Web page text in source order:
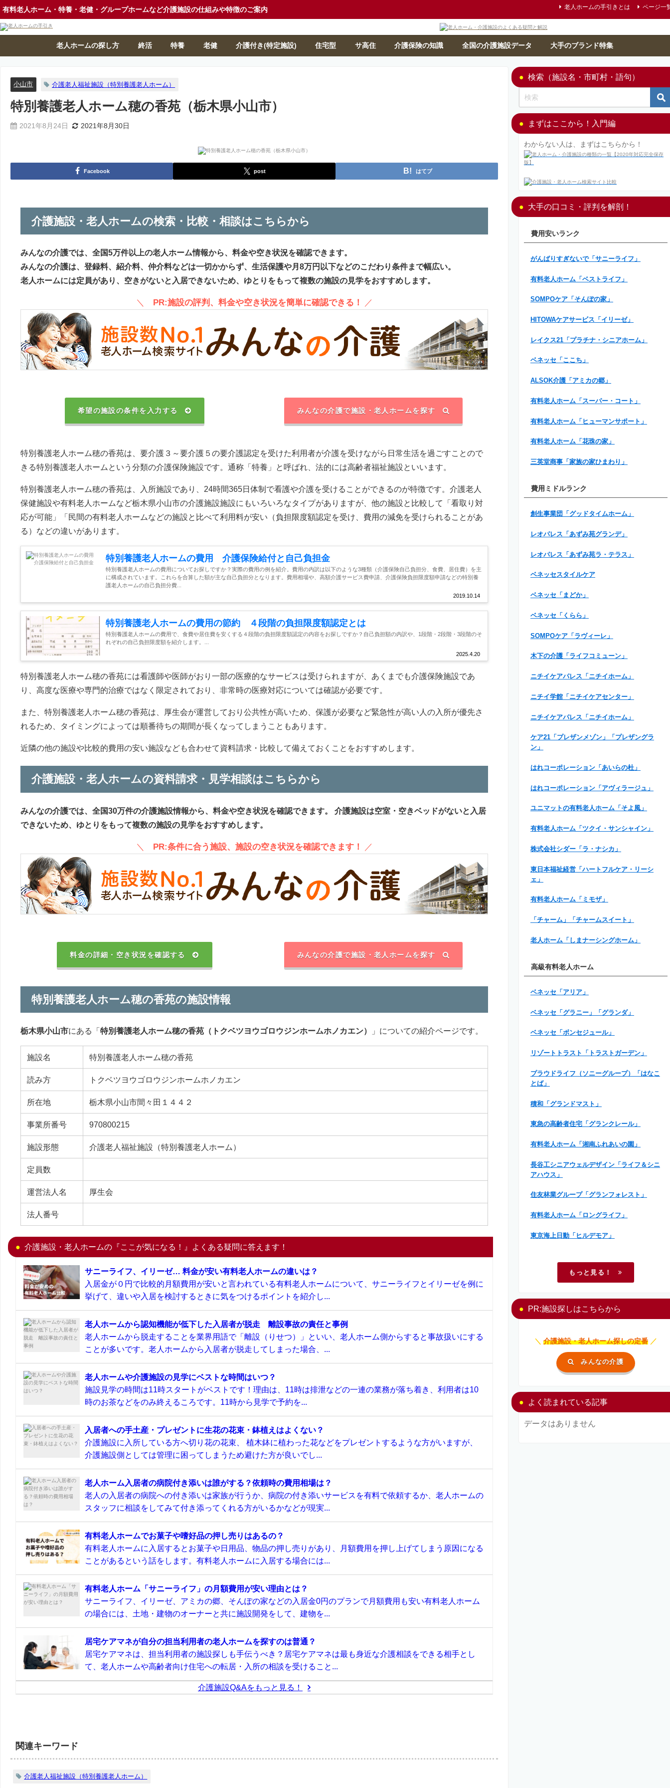
有料老人ホーム・特養・老健・グループホームなど介護施設の仕組みや特徴のご案内 老人ホームの手引きとは ページ一
老人ホームの探し方 終活 特養 老健 介護付き(特定施設) 住宅型 サ高住 介護保険の知識 全国の介護施設データ 大手のブランド特集
小山市 介護老人福祉施設（特別養護老人ホーム）
特別養護老人ホーム穂の香苑（栃木県小山市）
2021年8月24日 2021年8月30日
Facebook post はてブ
介護施設・老人ホームの検索・比較・相談はこちらから
みんなの介護では、全国5万件以上の老人ホーム情報から、料金や空き状況を確認できます。
みんなの介護は、登録料、紹介料、仲介料などは一切かからず、生活保護や月8万円以下などのこだわり条件まで幅広い。
老人ホームには定員があり、空きがないと入居できないため、ゆとりをもって複数の施設の見学をおすすめします。
＼ PR:施設の評判、料金や空き状況を簡単に確認できる！ ／
希望の施設の条件を入力する みんなの介護で施設・老人ホームを探す
特別養護老人ホーム穂の香苑は、要介護３～要介護５の要介護認定を受けた利用者が介護を受けながら日常生活を過ごすことので
きる特別養護老人ホームという分類の介護保険施設です。通称「特養」と呼ばれ、法的には高齢者福祉施設といいます。
特別養護老人ホーム穂の香苑は、入所施設であり、24時間365日体制で看護や介護を受けることができるのが特徴です。介護老人
保健施設や有料老人ホームなど栃木県小山市の介護施設施設にもいろいろなタイプがありますが、他の施設と比較して「看取り対
応が可能」「民間の有料老人ホームなどの施設と比べて利用料が安い（負担限度額認定を受け、費用の減免を受けられることがあ
る）などの違いがあります。
特別養護老人ホームの費用 介護保険給付と自己負担金
2019.10.14
特別養護老人ホームの費用についてお探しですか？実際の費用の例を紹介。費用の内訳は以下のような3種類（介護保険自己負担分、食費、居住費）を主
に構成されています。これらを合算した額が主な自己負担分となります。費用相場や、高額介護サービス費申請、介護保険負担限度額申請などの特別養
護老人ホームの自己負担分費...
特別養護老人ホームの費用の節約 ４段階の負担限度額認定とは
2025.4.20
特別養護老人ホームの費用で、食費や居住費を安くする４段階の負担限度額認定の内容をお探しですか？自己負担額の内訳や、1段階・2段階・3段階のそ
れぞれの自己負担限度額を紹介します。...
特別養護老人ホーム穂の香苑には看護師や医師がおり一部の医療的なサービスは受けられますが、あくまでも介護保険施設であ
り、高度な医療や専門的治療ではなく限定されており、非常時の医療対応については確認が必要です。
また、特別養護老人ホーム穂の香苑は、厚生会が運営しており公共性が高いため、保護が必要など緊急性が高い人の入所が優先さ
れるため、タイミングによっては順番待ちの期間が長くなってしまうこともあります。
近隣の他の施設や比較的費用の安い施設なども合わせて資料請求・比較して備えておくことをおすすめします。
介護施設・老人ホームの資料請求・見学相談はこちらから
みんなの介護では、全国30万件の介護施設情報から、料金や空き状況を確認できます。
介護施設は空室・空きベッドがないと入居
できないため、ゆとりをもって複数の施設の見学をおすすめします。
＼ PR:条件に合う施設、施設の空き状況を確認できます！ ／
料金の詳細・空き状況を確認する みんなの介護で施設・老人ホームを探す
特別養護老人ホーム穂の香苑の施設情報
栃木県小山市にある「 特別養護老人ホーム穂の香苑（トクベツヨウゴロウジンホームホノカエン） 」についての紹介ページです。
施設名 特別養護老人ホーム穂の香苑
読み方 トクベツヨウゴロウジンホームホノカエン
所在地 栃木県小山市間々田１４４２
事業所番号 970800215
施設形態 介護老人福祉施設（特別養護老人ホーム）
定員数
運営法人名 厚生会
法人番号
介護施設・老人ホームの『ここが気になる！』よくある疑問に答えます！
サニーライフ、イリーゼ… 料金が安い有料老人ホームの違いは？
入居金が０円で比較的月額費用が安いと言われている有料老人ホームについて、サニーライフとイリーゼを例に
挙げて、違いや入居を検討するときに気をつけるポイントを紹介し...
老人ホームから認知機能が低下した入居者が脱走 離設事故の責任と事例
老人ホームから脱走することを業界用語で「離設（りせつ）」といい、老人ホーム側からすると事故扱いにする
ことが多いです。老人ホームから入居者が脱走してしまった場合、...
老人ホームや介護施設の見学にベストな時間はいつ？
施設見学の時間は11時スタートがベストです！理由は、11時は排泄などの一連の業務が落ち着き、利用者は10
時のお茶などをのみ終えるころです。11時から見学で予約を...
入居者への手土産・プレゼントに生花の花束・鉢植えはよくない？
介護施設に入所している方へ切り花の花束、 植木鉢に植わった花などをプレゼントするような方がいますが、
介護施設側としては管理に困ってしまうため避けた方が良いでし...
老人ホーム入居者の病院付き添いは誰がする？依頼時の費用相場は？
老人の入居者の病院への付き添いは家族が行うか、病院の付き添いサービスを有料で依頼するか、老人ホームの
スタッフに相談をしてみて付き添ってくれる方がいるかなどが現実...
有料老人ホームでお菓子や嗜好品の押し売りはあるの？
有料老人ホームに入居するとお菓子や日用品、物品の押し売りがあり、月額費用を押し上げてしまう原因になる
ことがあるという話をします。有料老人ホームに入居する場合には...
有料老人ホーム「サニーライフ」の月額費用が安い理由とは？
サニーライフ、イリーゼ、アミカの郷、そんぽの家などの入居金0円のプランで月額費用も安い有料老人ホーム
の場合には、土地・建物のオーナーと共に施設開発をして、建物を...
居宅ケアマネが自分の担当利用者の老人ホームを探すのは普通？
居宅ケアマネは、担当利用者の施設探しも手伝うべき？居宅ケアマネは最も身近な介護相談をできる相手とし
て、老人ホームや高齢者向け住宅への転居・入所の相談を受けること...
介護施設Q&Aをもっと見る！
関連キーワード
介護老人福祉施設（特別養護老人ホーム）
検索（施設名・市町村・語句）
まずはここから！入門編
わからない人は、まずはこちらから！
大手の口コミ・評判を解剖！
費用安いランク
がんばりすぎないで「サニーライフ」
有料老人ホーム「ベストライフ」
SOMPOケア「そんぽの家」
HITOWAケアサービス「イリーゼ」
レイクス21「プラチナ・シニアホーム」
ベネッセ「ここち」
ALSOK介護「アミカの郷」
有料老人ホーム「スーパー・コート」
有料老人ホーム「ヒューマンサポート」
有料老人ホーム「花珠の家」
三英堂商事「家族の家ひまわり」
費用ミドルランク
創生事業団「グッドタイムホーム」
レオパレス「あずみ苑グランデ」
レオパレス「あずみ苑ラ・テラス」
ベネッセスタイルケア
ベネッセ「まどか」
ベネッセ「くらら」
SOMPOケア「ラヴィーレ」
木下の介護「ライフコミューン」
ニチイケアパレス「ニチイホーム」
ニチイ学館「ニチイケアセンター」
ニチイケアパレス「ニチイホーム」
ケア21「プレザンメゾン」「プレザングラ
ン」
はれコーポレーション「あいらの杜」
はれコーポレーション「アヴィラージュ」
ユニマットの有料老人ホーム「そよ風」
有料老人ホーム「ツクイ・サンシャイン」
株式会社シダー「ラ・ナシカ」
東日本福祉経営「ハートフルケア・リーシ
ェ」
有料老人ホーム「ミモザ」
「チャーム」「チャームスイート」
老人ホーム「しまナーシングホーム」
高級有料老人ホーム
ベネッセ「アリア」
ベネッセ「グラニー」「グランダ」
ベネッセ「ボンセジュール」
リゾートトラスト「トラストガーデン」
プラウドライフ（ソニーグループ）「はなこ
とば」
積和「グランドマスト」
東急の高齢者住宅「グランクレール」
有料老人ホーム「湘南ふれあいの園」
長谷工シニアウェルデザイン「ライフ＆シニ
アハウス」
住友林業グループ「グランフォレスト」
有料老人ホーム「ロングライフ」
東京海上日動「ヒルデモア」
もっと見る！
PR:施設探しはこちらから
＼ 介護施設・老人ホーム探しの定番 ／
みんなの介護
よく読まれている記事
データはありません